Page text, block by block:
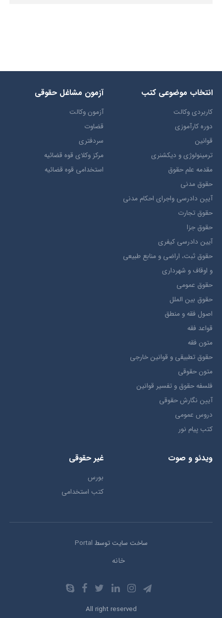
انتخاب​ موضوعي​ کتب
کاربردی وکالت
دوره کارآموزی
قوانین
ترمينولوژي و ديکشنري
مقدمه علم حقوق
حقوق مدني
آيين دادرسي ​واجراي ​احکام ​مدني
حقوق تجارت
حقوق جزا
آيین دادرسی کیفری
حقوق ثبت، اراضي و منابع طبيعي
و اوقاف و شهرداری
حقوق عمومی
حقوق بين الملل
اصول فقه و منطق
قواعد فقه
متون فقه
حقوق تطبيقي و قوانین خارجی
متون حقوقي
فلسفه حقوق و تفسیر قوانین
آیین نگارش حقوقی
دروس عمومی
کتب پیام نور
آزمون مشاغل حقوقی
آزمون وکالت
قضاوت
سردفتری
مرکز وکلای قوه قضائیه
استخدامی قوه قضائیه
ویدئو و صوت غیر حقوقی
بورس
کتب استخدامی
ساخت سایت توسط Portal
خانه
All right reserved